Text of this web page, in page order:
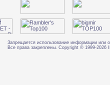
Запрещается использование информации или
Все права закреплены. Copyright © 1999-